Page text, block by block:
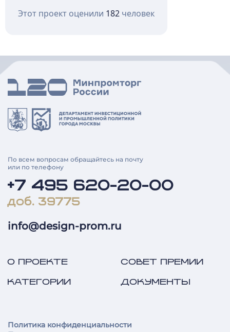
Этот проект оценили 182 человек
По всем вопросам обращайтесь на почту
или по телефону
+7 495 620-20-00
доб. 39775
info@design-prom.ru
О ПРОЕКТЕ
КАТЕГОРИИ
СОВЕТ ПРЕМИИ
ДОКУМЕНТЫ
Политика конфиденциальности